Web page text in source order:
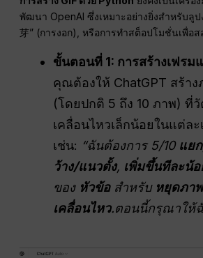
พัฒนา OpenAI ซึ่งเหมาะอย่างยิ่งสำหรับลูป
芽” (การงอก), หรือการทำสต็อปโมชั่นเพื่อส
ขั้นตอนที่ 1: การสร้างเฟรม
คุณต้องให้ ChatGPT สร้า
(โดยปกติ 5 ถึง 10 ภาพ) ที่
เคลื่อนไหวเล็กน้อยในแต่ล
เช่น: “ฉันต้องการ 5/10 แยก
ว้าง/แนวตั้ง, เพิ่มขึ้นทีละน้
ของ หัวข้อสำหรับ หยุดภา
เคลื่อนไหว.ตอนนี้กรุณาให้